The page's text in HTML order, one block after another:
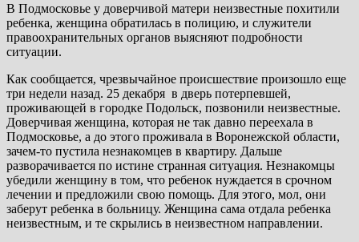
В Подмосковье у доверчивой матери неизвестные похитили
ребенка, женщина обратилась в полицию, и служители
правоохранительных органов выясняют подробности
ситуации.
Как сообщается, чрезвычайное происшествие произошло еще
три недели назад. 25 декабря в дверь потерпевшей,
проживающей в городке Подольск, позвонили неизвестные.
Доверчивая женщина, которая не так давно переехала в
Подмосковье, а до этого проживала в Воронежской области,
зачем-то пустила незнакомцев в квартиру. Дальше
разворачивается по истине странная ситуация. Незнакомцы
убедили женщину в том, что ребенок нуждается в срочном
лечении и предложили свою помощь. Для этого, мол, они
заберут ребенка в больницу. Женщина сама отдала ребенка
неизвестным, и те скрылись в неизвестном направлении.